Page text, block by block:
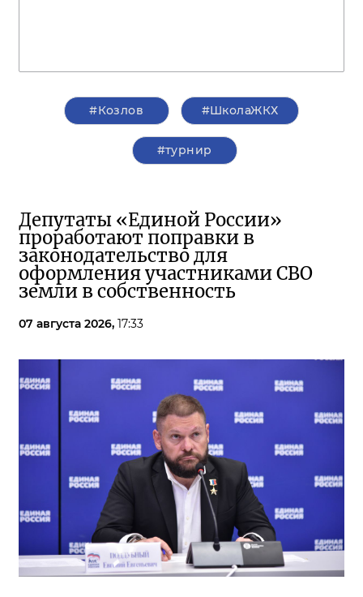
#Козлов #ШколаЖКХ
#турнир
Депутаты «Единой России»
проработают поправки в
законодательство для
оформления участниками СВО
земли в собственность
07 августа 2026, 17:33